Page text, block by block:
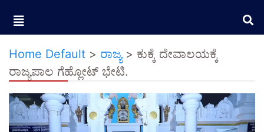
Home Default > ರಾಜ್ಯ> ಕುಕ್ಕೆ ದೇವಾಲಯಕ್ಕೆ
ರಾಜ್ಯಪಾಲ ಗೆಹ್ಲೋಟ್ ಭೇಟಿ.